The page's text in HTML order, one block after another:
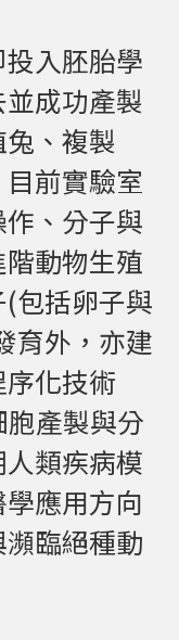
入胚胎學
成功產製
、複製
前實驗室
、分子與
動物生殖
包括卵子與
育外，亦建
化技術
胞產製與分
類疾病模
應用方向
臨絕種動